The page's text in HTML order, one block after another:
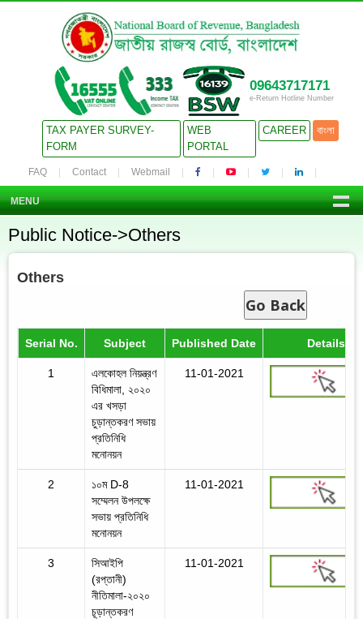
09643717171
e-Return Hotline Number
TAX PAYER SURVEY-
FORM
WEB
PORTAL
CAREER বাংলা
FAQ Contact Webmail
MENU
Public Notice->Others
Others
Go Back
Serial No. Subject Published Date Details
1
এলকোহল নিয়ন্ত্রণ
বিধিমালা, ২০২০
এর খসড়া
চুড়ান্তকরণ সভায়
প্রতিনিধি
মনোনয়ন
11-01-2021
2
১০ম D-8
সম্মেলন উপলক্ষে
সভায় প্রতিনিধি
মনোনয়ন
11-01-2021
3
সিআইপি
(রপ্তানী)
নীতিমালা-২০২০
চূড়ান্তকরণ
11-01-2021